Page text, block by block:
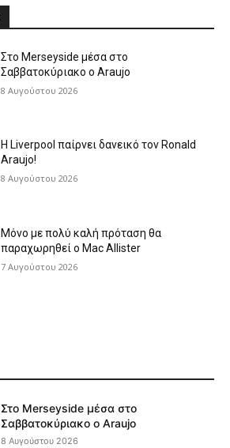
Στο Merseyside μέσα στο
Σαββατοκύριακο ο Araujo
8 Αυγούστου 2026
Η Liverpool παίρνει δανεικό τον Ronald
Araujo!
8 Αυγούστου 2026
Μόνο με πολύ καλή πρόταση θα
παραχωρηθεί ο Mac Allister
7 Αυγούστου 2026
Στο Merseyside μέσα στο
Σαββατοκύριακο ο Araujo
8 Αυγούστου 2026